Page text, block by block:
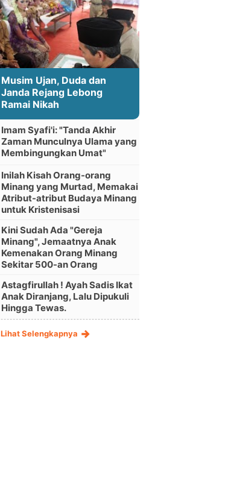
Musim Ujan, Duda dan
Janda Rejang Lebong
Ramai Nikah
Imam Syafi'i: "Tanda Akhir
Zaman Munculnya Ulama yang
Membingungkan Umat"
Inilah Kisah Orang-orang
Minang yang Murtad, Memakai
Atribut-atribut Budaya Minang
untuk Kristenisasi
Kini Sudah Ada "Gereja
Minang", Jemaatnya Anak
Kemenakan Orang Minang
Sekitar 500-an Orang
Astagfirullah ! Ayah Sadis Ikat
Anak Diranjang, Lalu Dipukuli
Hingga Tewas.
Lihat Selengkapnya